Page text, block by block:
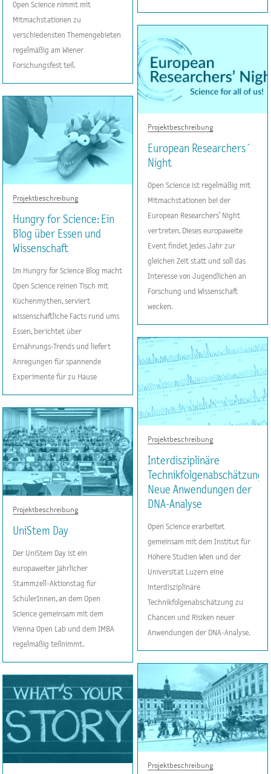
Open Science nimmt mit
Mitmachstationen zu
verschiedensten Themengebieten
regelmäßig am Wiener
Forschungsfest teil.
Projektbeschreibung
European Researchers´
Night
Open Science ist regelmäßig mit
Mitmachstationen bei der
European Researchers‘ Night
vertreten. Dieses europaweite
Event findet jedes Jahr zur
gleichen Zeit statt und soll das
Interesse von Jugendlichen an
Forschung und Wissenschaft
wecken.
Projektbeschreibung
Hungry for Science: Ein
Blog über Essen und
Wissenschaft
Im Hungry for Science Blog macht
Open Science reinen Tisch mit
Küchenmythen, serviert
wissenschaftliche Facts rund ums
Essen, berichtet über
Ernährungs-Trends und liefert
Anregungen für spannende
Experimente für zu Hause
Projektbeschreibung
Interdisziplinäre
Technikfolgenabschätzung:
Neue Anwendungen der
DNA-Analyse
Open Science erarbeitet
gemeinsam mit dem Institut für
Höhere Studien Wien und der
Universität Luzern eine
interdisziplinäre
Technikfolgenabschätzung zu
Chancen und Risiken neuer
Anwendungen der DNA-Analyse.
Projektbeschreibung
UniStem Day
Der UniStem Day ist ein
europaweiter jährlicher
Stammzell-Aktionstag für
SchülerInnen, an dem Open
Science gemeinsam mit dem
Vienna Open Lab und dem IMBA
regelmäßig teilnimmt.
Projektbeschreibung